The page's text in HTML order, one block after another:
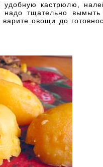
удобную кастрюлю,
надо тщательно
овощи до